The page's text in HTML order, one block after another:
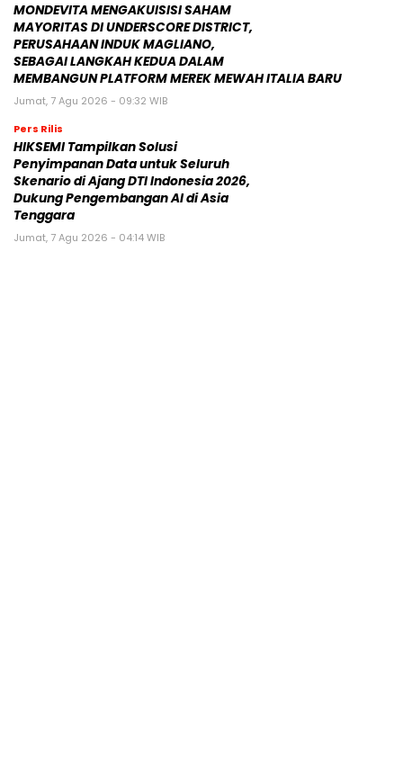
MONDEVITA MENGAKUISISI SAHAM
MAYORITAS DI UNDERSCORE DISTRICT,
PERUSAHAAN INDUK MAGLIANO,
SEBAGAI LANGKAH KEDUA DALAM
MEMBANGUN PLATFORM MEREK MEWAH ITALIA BARU
Jumat, 7 Agu 2026 - 09:32 WIB
Pers Rilis
HIKSEMI Tampilkan Solusi
Penyimpanan Data untuk Seluruh
Skenario di Ajang DTI Indonesia 2026,
Dukung Pengembangan AI di Asia
Tenggara
Jumat, 7 Agu 2026 - 04:14 WIB